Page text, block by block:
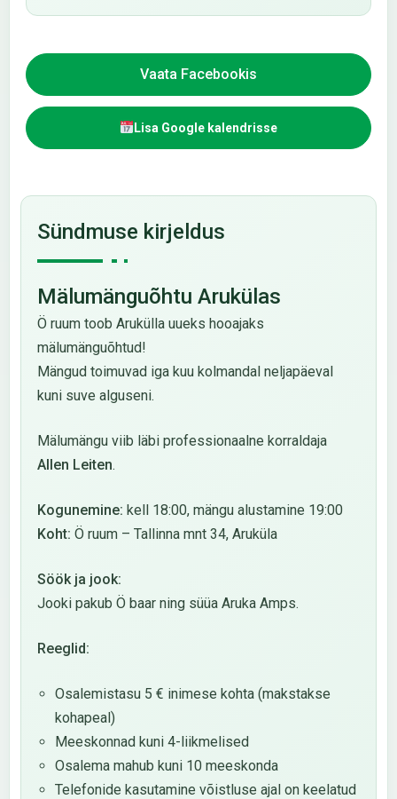
Vaata Facebookis
Lisa Google kalendrisse
Sündmuse kirjeldus
Mälumänguõhtu Arukülas
Ö ruum toob Arukülla uueks hooajaks
mälumänguõhtud!
Mängud toimuvad iga kuu kolmandal neljapäeval
kuni suve alguseni.
Mälumängu viib läbi professionaalne korraldaja
Allen Leiten.
Kogunemine: kell 18:00, mängu alustamine 19:00
Koht: Ö ruum – Tallinna mnt 34, Aruküla
Söök ja jook:
Jooki pakub Ö baar ning süüa Aruka Amps.
Reeglid:
Osalemistasu 5 € inimese kohta (makstakse
kohapeal)
Meeskonnad kuni 4-liikmelised
Osalema mahub kuni 10 meeskonda
Telefonide kasutamine võistluse ajal on keelatud